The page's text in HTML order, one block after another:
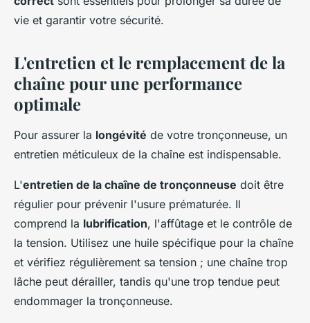
vie et garantir votre sécurité.
L'entretien et le remplacement de la
chaîne pour une performance
optimale
Pour assurer la longévité de votre tronçonneuse, un
entretien méticuleux de la chaîne est indispensable.
L'entretien de la chaîne de tronçonneuse doit être
régulier pour prévenir l'usure prématurée. Il
comprend la lubrification, l'affûtage et le contrôle de
la tension. Utilisez une huile spécifique pour la chaîne
et vérifiez régulièrement sa tension ; une chaîne trop
lâche peut dérailler, tandis qu'une trop tendue peut
endommager la tronçonneuse.